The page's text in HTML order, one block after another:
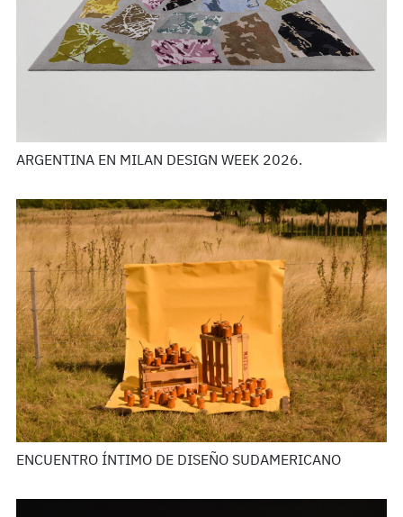
ARGENTINA EN MILAN DESIGN WEEK 2026.
ENCUENTRO ÍNTIMO DE DISEÑO SUDAMERICANO